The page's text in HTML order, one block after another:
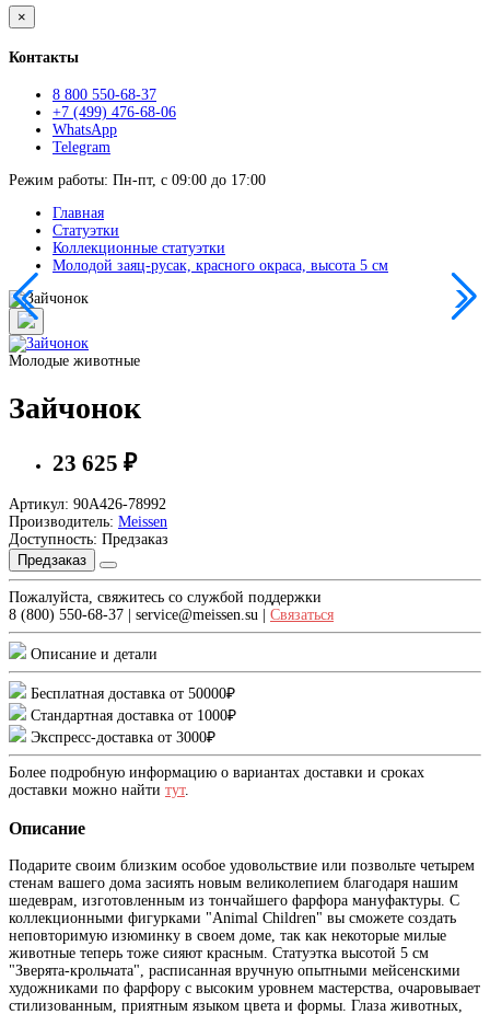
×
Контакты
8 800 550-68-37
+7 (499) 476-68-06
WhatsApp
Telegram
Режим работы: Пн-пт, с 09:00 до 17:00
Главная
Статуэтки
Коллекционные статуэтки
Молодой заяц-русак, красного окраса, высота 5 см
Молодые животные
Зайчонок
23 625 ₽
Артикул: 90A426-78992
Производитель: Meissen
Доступность: Предзаказ
Предзаказ
Пожалуйста, свяжитесь со службой поддержки
8 (800) 550-68-37 | service@meissen.su | Связаться
Описание и детали
Бесплатная доставка от 50000₽
Стандартная доставка от 1000₽
Экспресс-доставка от 3000₽
Более подробную информацию о вариантах доставки и сроках
доставки можно найти тут.
Описание
Подарите своим близким особое удовольствие или позвольте четырем
стенам вашего дома засиять новым великолепием благодаря нашим
шедеврам, изготовленным из тончайшего фарфора мануфактуры. С
коллекционными фигурками "Animal Children" вы сможете создать
неповторимую изюминку в своем доме, так как некоторые милые
животные теперь тоже сияют красным. Статуэтка высотой 5 см
"Зверята-крольчата", расписанная вручную опытными мейсенскими
художниками по фарфору с высоким уровнем мастерства, очаровывает
стилизованным, приятным языком цвета и формы. Глаза животных,